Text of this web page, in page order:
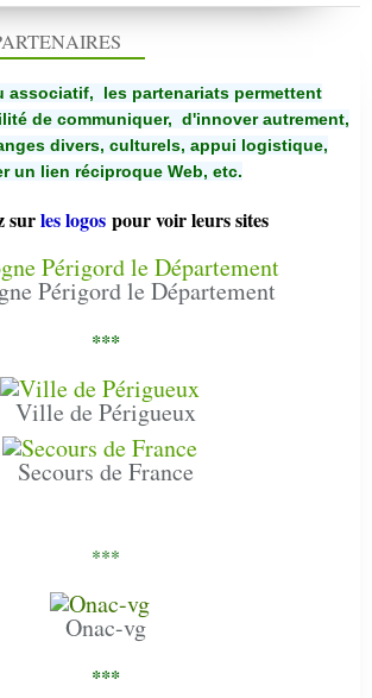
associatif, les partenariats permettent
de communiquer, d'innover autrement,
divers, culturels, appui logistique,
un lien réciproque Web, etc.
surles logos pour voir leurs sites
Périgord le Département
***
Ville de Périgueux
Secours de France
***
Onac-vg
***